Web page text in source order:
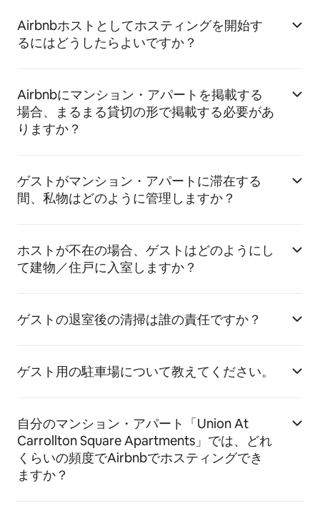
Airbnbホストとしてホスティングを開始す
るにはどうしたらよいですか？
Airbnbにマンション・アパートを掲載する
場合、まるまる貸切の形で掲載する必要があ
りますか？
ゲストがマンション・アパートに滞在する
間、私物はどのように管理しますか？
ホストが不在の場合、ゲストはどのようにし
て建物／住戸に入室しますか？
ゲストの退室後の清掃は誰の責任ですか？
ゲスト用の駐車場について教えてください。
自分のマンション・アパート「Union At
Carrollton Square Apartments」では、どれ
くらいの頻度でAirbnbでホスティングでき
ますか？